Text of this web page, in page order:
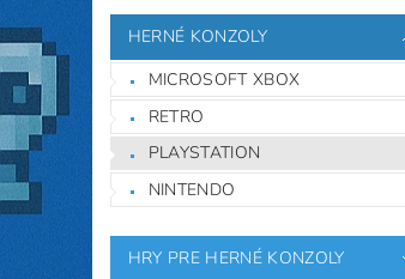
HERNÉ KONZOLY
MICROSOFT XBOX
RETRO
PLAYSTATION
NINTENDO
HRY PRE HERNÉ KONZOLY